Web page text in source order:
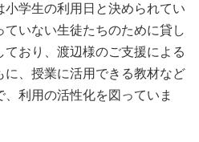
学生の利用日と決められてい
ていない生徒たちのために貸し
おり、渡辺様のご支援による
に、授業に活用できる教材など
利用の活性化を図っていま